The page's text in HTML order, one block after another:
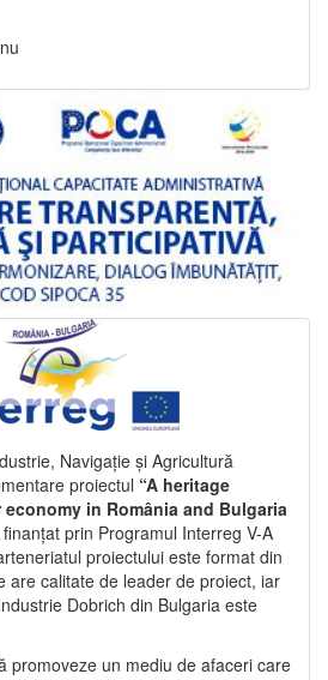
Navigație și Agricultură
proiectul “A heritage
in România and Bulgaria
finanțat prin Programul Interreg V-A
proiectului este format din
are calitate de leader de proiect, iar
Dobrich din Bulgaria este
promoveze un mediu de afaceri care